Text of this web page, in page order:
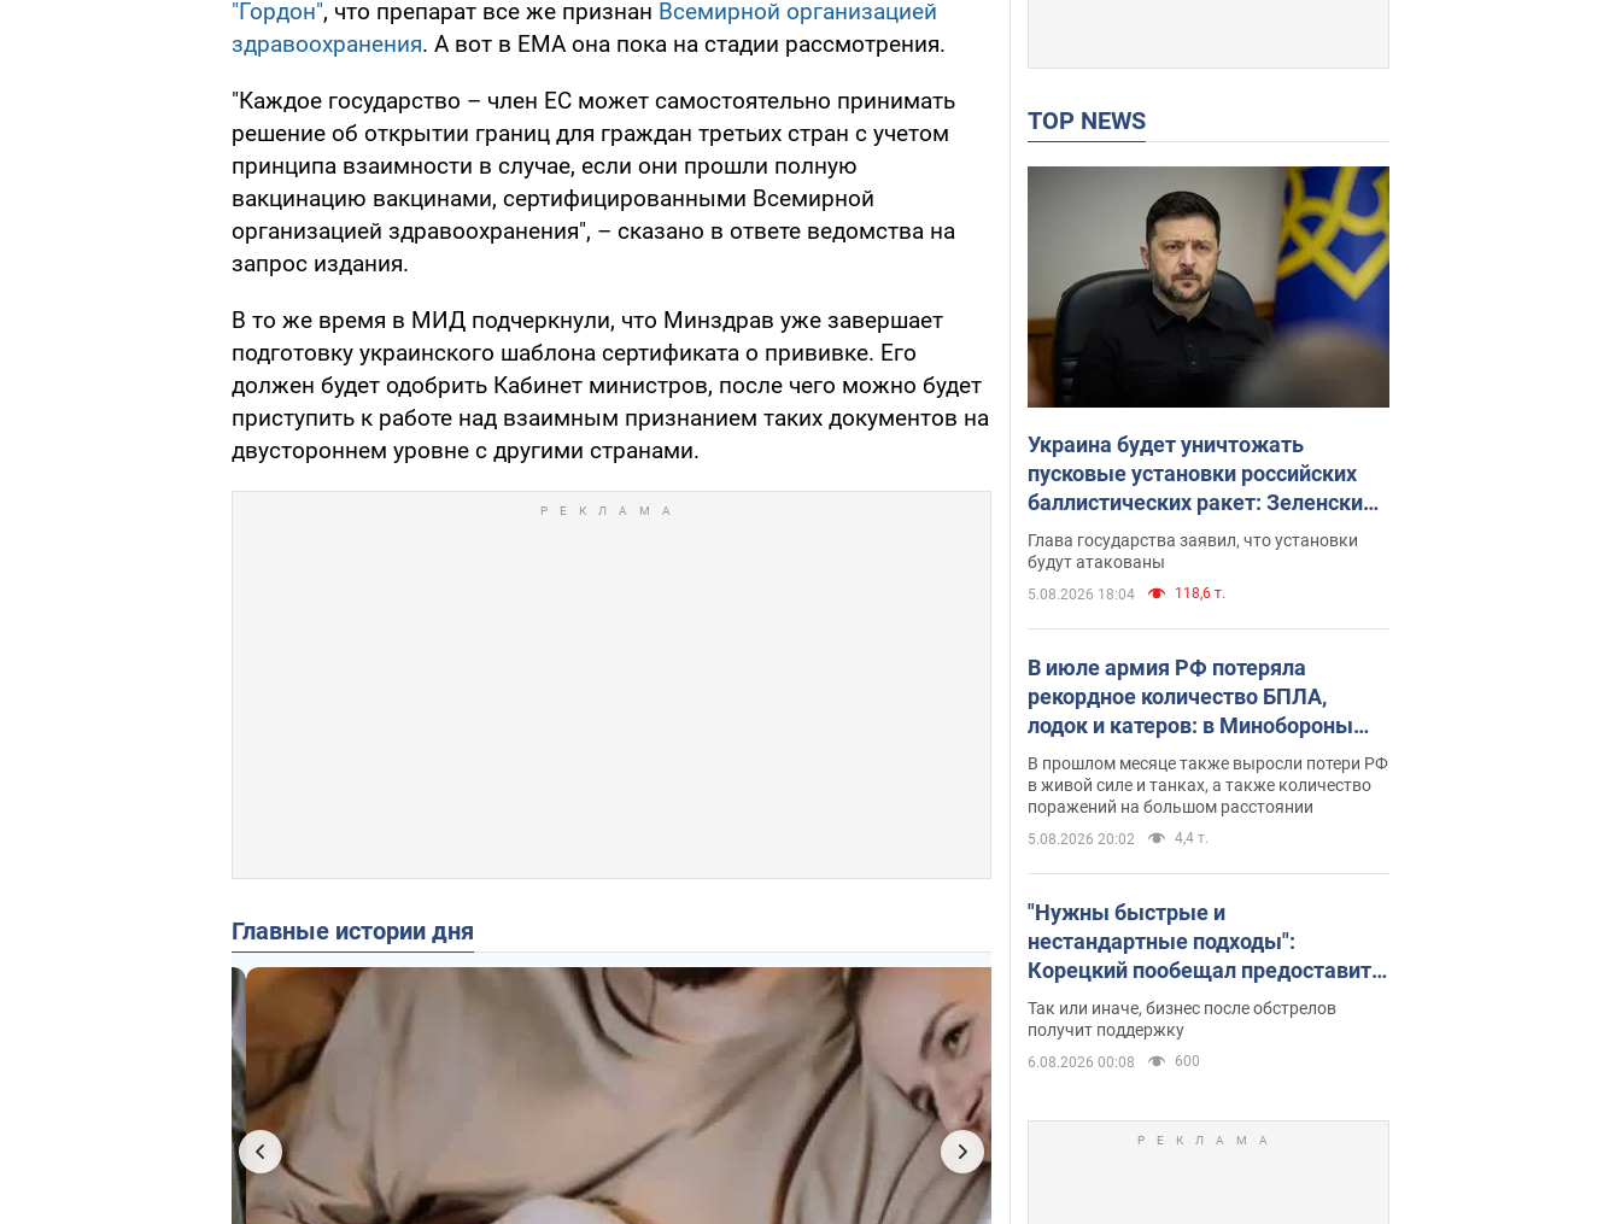
"Гордон", что препарат все же признан Всемирной организацией
здравоохранения. А вот в ЕМА она пока на стадии рассмотрения.
"Каждое государство – член ЕС может самостоятельно принимать
решение об открытии границ для граждан третьих стран с учетом
принципа взаимности в случае, если они прошли полную
вакцинацию вакцинами, сертифицированными Всемирной
организацией здравоохранения", – сказано в ответе ведомства на
запрос издания.
В то же время в МИД подчеркнули, что Минздрав уже завершает
подготовку украинского шаблона сертификата о прививке. Его
должен будет одобрить Кабинет министров, после чего можно будет
приступить к работе над взаимным признанием таких документов на
двустороннем уровне с другими странами.
Главные истории дня
TOP NEWS
Украина будет уничтожать
пусковые установки российских
баллистических ракет: Зеленский
провел заседание СНБО
Глава государства заявил, что установки
будут атакованы
5.08.2026 18:04 118,6 т.
В июле армия РФ потеряла
рекордное количество БПЛА,
лодок и катеров: в Минобороны
обнародовали статистику
В прошлом месяце также выросли потери РФ
в живой силе и танках, а также количество
поражений на большом расстоянии
5.08.2026 20:02 4,4 т.
"Нужны быстрые и
нестандартные подходы":
Корецкий пообещал предоставить
бизнесу приоритетный доступ к
имеющимся складским
помещениям
Так или иначе, бизнес после обстрелов
получит поддержку
6.08.2026 00:08 600